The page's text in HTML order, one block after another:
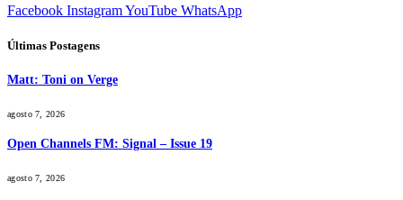
Facebook InstagramYouTube WhatsApp
Últimas Postagens
Matt: Toni on Verge
agosto 7, 2026
Open Channels FM: Signal – Issue 19
agosto 7, 2026